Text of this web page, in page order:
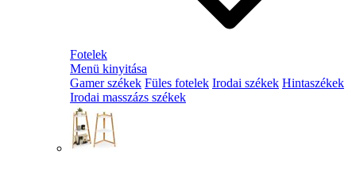
Fotelek
Menü kinyitása
Gamer székek Füles fotelek Irodai székek Hintaszékek
Irodai masszázs székek